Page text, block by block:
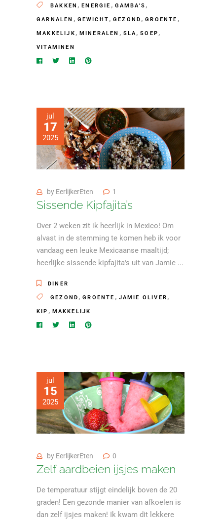
BAKKEN ,ENERGIE , GAMBA'S ,
GARNALEN , GEWICHT ,GEZOND ,GROENTE ,
MAKKELIJK , MINERALEN , SLA,SOEP ,
VITAMINEN
jul
17
2025
by EerlijkerEten 1
Sissende Kipfajita’s
Over 2 weken zit ik heerlijk in Mexico! Om
alvast in de stemming te komen heb ik voor
vandaag een leuke Mexicaanse maaltijd;
heerlijke sissende kipfajita's uit van Jamie
DINER
GEZOND ,GROENTE , JAMIE OLIVER ,
KIP , MAKKELIJK
jul
15
2025
by EerlijkerEten 0
Zelf aardbeien ijsjes maken
De temperatuur stijgt eindelijk boven de 20
graden! Een gezonde manier van afkoelen is
dan zelf ijsjes maken! Ik kwam dit lekkere